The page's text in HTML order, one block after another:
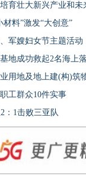
育壮大新兴产业和未
料”激发“大创意”
军嫂妇女节主题活动
工群众10件实事
：1击败三亚队